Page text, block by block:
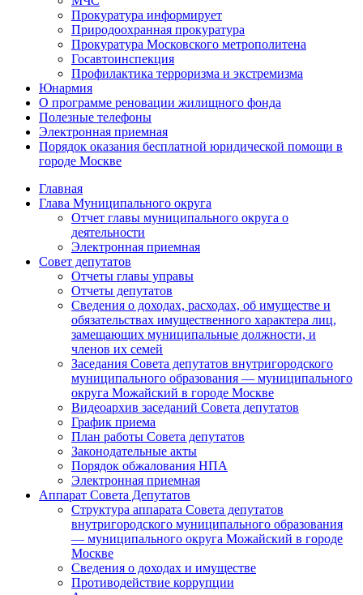
Прокуратура информирует
Природоохранная прокуратура
Прокуратура Московского метрополитена
Госавтоинспекция
Профилактика терроризма и экстремизма
Юнармия
О программе реновации жилищного фонда
Полезные телефоны
Электронная приемная
Порядок оказания бесплатной юридической помощи в
городе Москве
Главная
Глава Муниципального округа
Отчет главы муниципального округа о
деятельности
Электронная приемная
Совет депутатов
Отчеты главы управы
Отчеты депутатов
Сведения о доходах, расходах, об имуществе и
обязательствах имущественного характера лиц,
замещающих муниципальные должности, и
членов их семей
Заседания Совета депутатов внутригородского
муниципального образования — муниципального
округа Можайский в городе Москве
Видеоархив заседаний Совета депутатов
График приема
План работы Совета депутатов
Законодательные акты
Порядок обжалования НПА
Электронная приемная
Аппарат Совета Депутатов
Структура аппарата Совета депутатов
внутригородского муниципального образования
— муниципального округа Можайский в городе
Москве
Сведения о доходах и имуществе
Противодействие коррупции